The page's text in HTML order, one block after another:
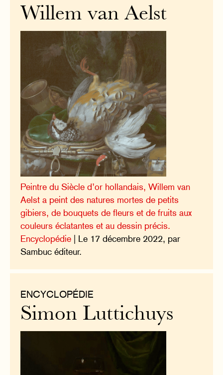
Willem van Aelst
Peintre du Siècle d’or hollandais, Willem van
Aelst a peint des natures mortes de petits
gibiers, de bouquets de fleurs et de fruits aux
couleurs éclatantes et au dessin précis.
Encyclopédie | Le 17 décembre 2022, par
Sambuc éditeur.
ENCYCLOPÉDIE
Simon Luttichuys